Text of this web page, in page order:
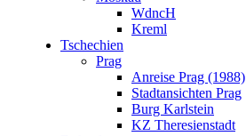
Neuseeland
Wettervorhersage Hamilton
Karte Neuseeland
Anreise Neuseeland
geplante Reiseroute Neuseeland
WdncH
Kreml
Tschechien
Prag
Anreise Prag (1988)
Stadtansichten Prag
Burg Karlstein
KZ Theresienstadt